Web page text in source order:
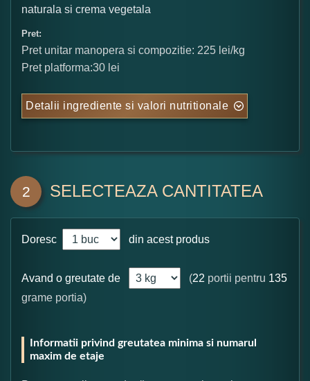
naturala si crema vegetala
Pret:
Pret unitar manopera si compozitie: 225 lei/kg
Pret platforma:30 lei
Detalii ingrediente si valori nutritionale
2 SELECTEAZA CANTITATEA
Doresc din acest produs
Avand o greutate de (22 portii pentru 135
grame portia)
Informatii privind greutatea minima si numarul
maxim de etaje